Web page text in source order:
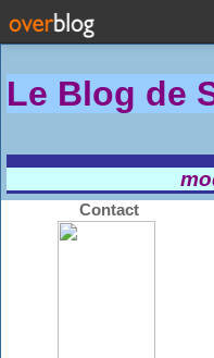
Le Blog de
Contact